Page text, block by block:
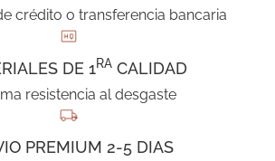
crédito o transferencia bancaria
DE 1RA CALIDAD
resistencia al desgaste
PREMIUM 2-5 DIAS